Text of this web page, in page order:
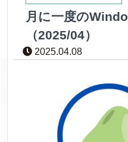
月に一度の
（2025/04）
2025.04.08